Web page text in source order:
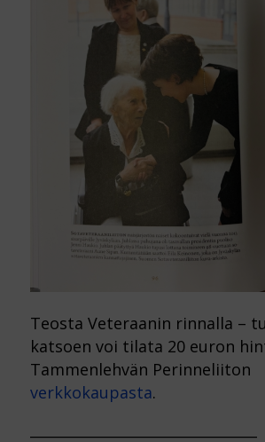
Teosta Veteraanin rinnalla –
katsoen voi tilata 20 euron
Tammenlehvän Perinneliiton
verkkokaupasta.